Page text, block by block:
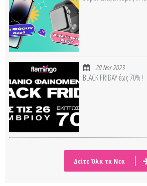
20 Νοε 2023
BLACK FRIDAY έως 70% !
Δείτε Όλα τα Νέα